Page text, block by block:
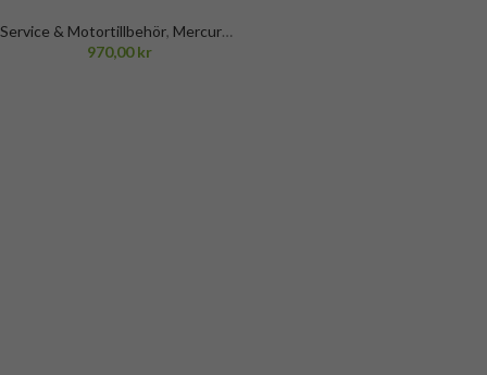
Service & Motortillbehör, Mercury,
Mercury reglage kablar
970,00kr